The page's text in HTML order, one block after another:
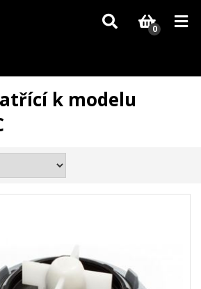
se může dodání dílů, které nejsou skladem,
Děkujeme za pochopení.
0
k modelu